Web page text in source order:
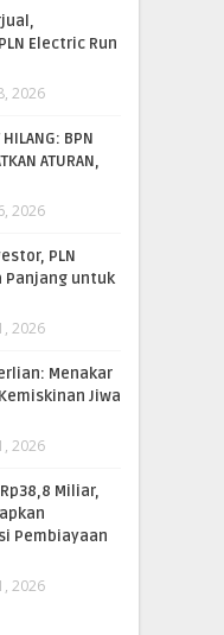
Electric Run
2026
HILANG: BPN
ATURAN,
2026
PLN
Panjang untuk
2026
Menakar
Jiwa
2026
Miliar,
Pembiayaan
2026